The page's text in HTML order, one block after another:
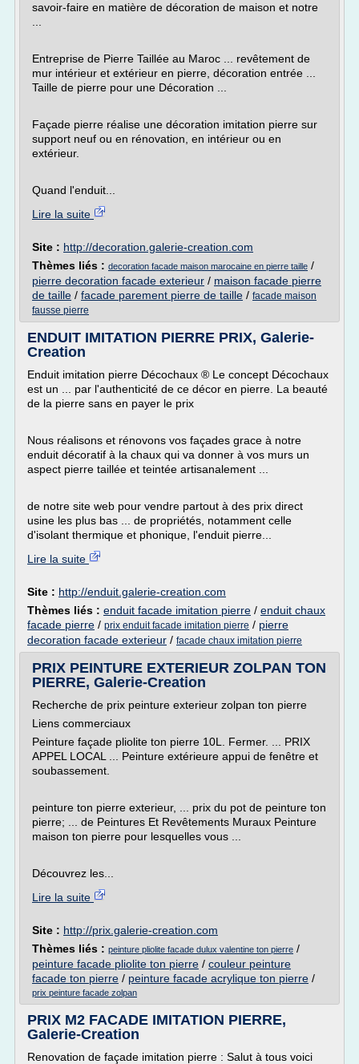
savoir-faire en matière de décoration de maison et notre
Entreprise de Pierre Taillée au Maroc ... revêtement de
mur intérieur et extérieur en pierre, décoration entrée ...
Taille de pierre pour une Décoration ...
Façade pierre réalise une décoration imitation pierre sur
support neuf ou en rénovation, en intérieur ou en
extérieur.
Quand l'enduit...
Lire la suite
Site : http://decoration.galerie-creation.com
Thèmes liés : decoration facade maison marocaine en pierre taille /
pierre decoration facade exterieur / maison facade pierre
de taille / facade parement pierre de taille / facade maison
fausse pierre
ENDUIT IMITATION PIERRE PRIX, Galerie-
Creation
Enduit imitation pierre Décochaux ® Le concept Décochaux
est un ... par l'authenticité de ce décor en pierre. La beauté
de la pierre sans en payer le prix
Nous réalisons et rénovons vos façades grace à notre
enduit décoratif à la chaux qui va donner à vos murs un
aspect pierre taillée et teintée artisanalement ...
de notre site web pour vendre partout à des prix direct
usine les plus bas ... de propriétés, notamment celle
d'isolant thermique et phonique, l'enduit pierre...
Lire la suite
Site : http://enduit.galerie-creation.com
Thèmes liés : enduit facade imitation pierre / enduit chaux
facade pierre / prix enduit facade imitation pierre / pierre
decoration facade exterieur / facade chaux imitation pierre
PRIX PEINTURE EXTERIEUR ZOLPAN TON
PIERRE, Galerie-Creation
Recherche de prix peinture exterieur zolpan ton pierre
Liens commerciaux
Peinture façade pliolite ton pierre 10L. Fermer. ... PRIX
APPEL LOCAL ... Peinture extérieure appui de fenêtre et
soubassement.
peinture ton pierre exterieur, ... prix du pot de peinture ton
pierre; ... de Peintures Et Revêtements Muraux Peinture
maison ton pierre pour lesquelles vous ...
Découvrez les...
Lire la suite
Site : http://prix.galerie-creation.com
Thèmes liés : peinture pliolite facade dulux valentine ton pierre /
peinture facade pliolite ton pierre / couleur peinture
facade ton pierre / peinture facade acrylique ton pierre /
prix peinture facade zolpan
PRIX M2 FACADE IMITATION PIERRE,
Galerie-Creation
Renovation de façade imitation pierre : Salut à tous voici